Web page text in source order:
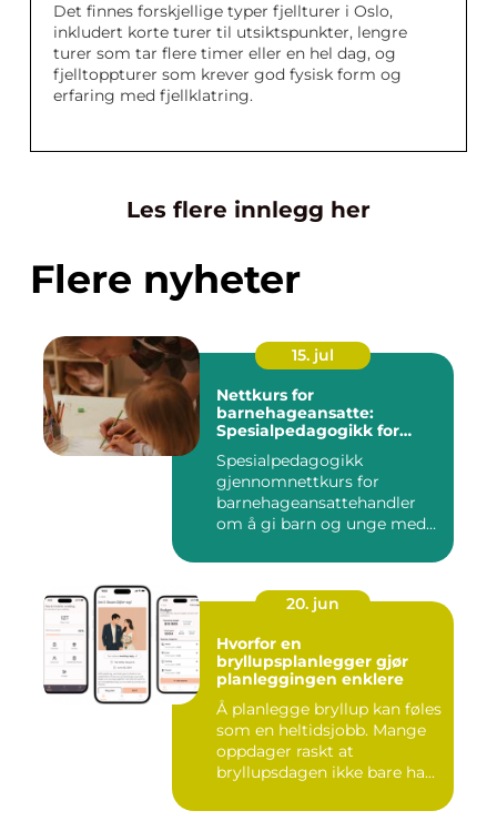
Det finnes forskjellige typer fjellturer i Oslo,
inkludert korte turer til utsiktspunkter, lengre
turer som tar flere timer eller en hel dag, og
fjelltoppturer som krever god fysisk form og
erfaring med fjellklatring.
Les flere innlegg her
Flere nyheter
15. jul
Nettkurs for
barnehageansatte:
Spesialpedagogikk for
Spesialpedagogikk
gjennomnettkurs for
barnehageansattehandler
om å gi barn og unge med
20. jun
Hvorfor en
bryllupsplanlegger gjør
planleggingen enklere
Å planlegge bryllup kan føles
som en heltidsjobb. Mange
oppdager raskt at
bryllupsdagen ikke bare ha...